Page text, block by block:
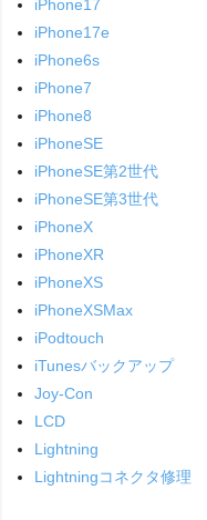
iPhone17
iPhone17e
iPhone6s
iPhone7
iPhone8
iPhoneSE
iPhoneSE第2世代
iPhoneSE第3世代
iPhoneX
iPhoneXR
iPhoneXS
iPhoneXSMax
iPodtouch
iTunesバックアップ
Joy-Con
LCD
Lightning
Lightningコネクタ修理